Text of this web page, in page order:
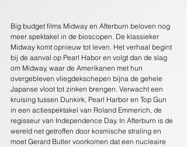
Big budget films Midway en Afterburn beloven nog
meer spektakel in de bioscopen. De klassieker
Midway komt opnieuw tot leven. Het verhaal begint
bij de aanval op Pearl Habor en volgt dan de slag
om Midway, waar de Amerikanen met hun
overgebleven vliegdekschepen bijna de gehele
Japanse vloot tot zinken brengen. Verwacht een
kruising tussen Dunkirk, Pearl Harbor en Top Gun
in een actiespektakel van Roland Emmerich, de
regisseur van Independence Day. In Afterburn is de
wereld net getroffen door kosmische straling en
moet Gerard Butler voorkomen dat een nucleaire